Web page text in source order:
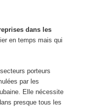
dans les
en temps mais qui
porteurs
par les
Elle nécessite
presque tous les